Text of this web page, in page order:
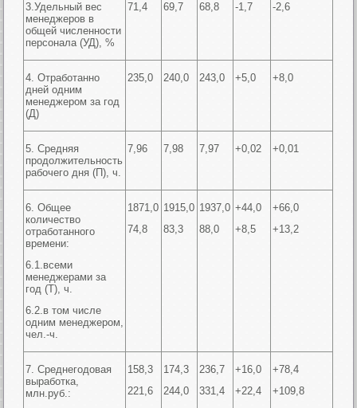
3.Удельный вес
менеджеров в
общей численности
персонала (УД), %
71,4 69,7 68,8 -1,7 -2,6
4. Отработанно
дней одним
менеджером за год
(Д)
235,0 240,0 243,0 +5,0 +8,0
5. Средняя
продолжительность
рабочего дня (П), ч.
7,96 7,98 7,97 +0,02 +0,01
6. Общее
количество
отработанного
времени:
6.1.всеми
менеджерами за
год (Т), ч.
6.2.в том числе
одним менеджером,
чел.-ч.
1871,0
74,8
1915,0
83,3
1937,0
88,0
+44,0
+8,5
+66,0
+13,2
7. Среднегодовая
выработка,
млн.руб.:
158,3
221,6
174,3
244,0
236,7
331,4
+16,0
+22,4
+78,4
+109,8